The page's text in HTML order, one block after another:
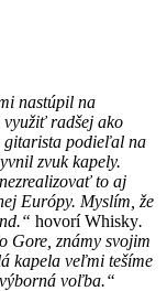
nastúpil na
využiť radšej ako
gitarista podieľal na
zvuk kapely.
to aj
Európy. Myslím, že
hovorí Whisky.
Gore, známy svojim
kapela veľmi tešíme
voľba.“